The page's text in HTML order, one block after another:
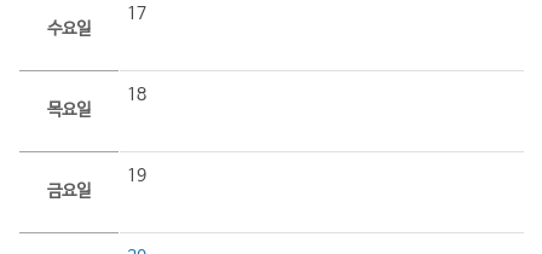
수요일
17
목요일
18
금요일
19